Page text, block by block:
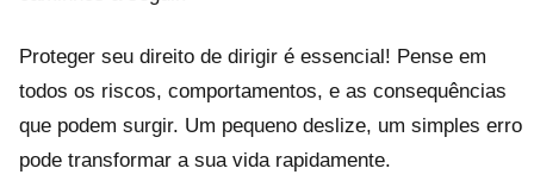
Proteger seu direito de dirigir é essencial! Pense em
todos os riscos, comportamentos, e as consequências
que podem surgir. Um pequeno deslize, um simples erro
pode transformar a sua vida rapidamente.